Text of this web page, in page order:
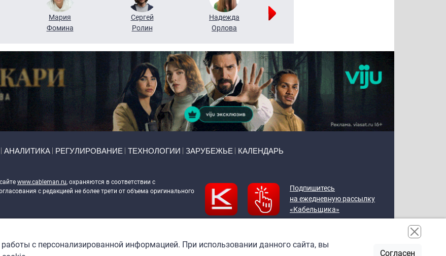
Мария
Фомина
Сергей
Ролин
Надежда
Орлова
АНАЛИТИКА РЕГУЛИРОВАНИЕ ТЕХНОЛОГИИ ЗАРУБЕЖЬЕ КАЛЕНДАРЬ
www.cableman.ru, охраняются в соответствии с
с редакцией не более трети от объема оригинального
Подпишитесь
на ежедневную рассылку
«Кабельщика»
с персонализированной информацией. При использовании данного сайта, вы
Согласен